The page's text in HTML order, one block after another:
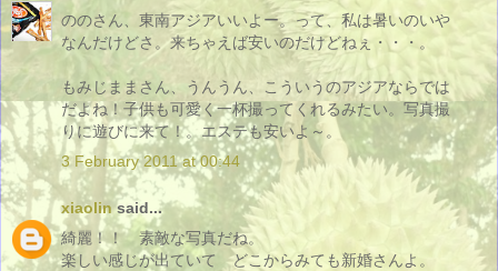
ののさん、東南アジアいいよー。って、私は暑いのいや
なんだけどさ。来ちゃえば安いのだけどねぇ・・・。
もみじままさん、うんうん、こういうのアジアならでは
だよね！子供も可愛く一杯撮ってくれるみたい。写真撮
りに遊びに来て！。エステも安いよ～。
3 February 2011 at 00:44
xiaolinsaid...
綺麗！！ 素敵な写真だね。
楽しい感じが出ていて どこからみても新婚さんよ。